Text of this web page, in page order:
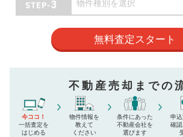
無料査定スタート
不動産売却までの
今ココ！
一括査定を
はじめる
物件情報を
教えて
ください
条件にあった
不動産会社を
選びます
申込
確